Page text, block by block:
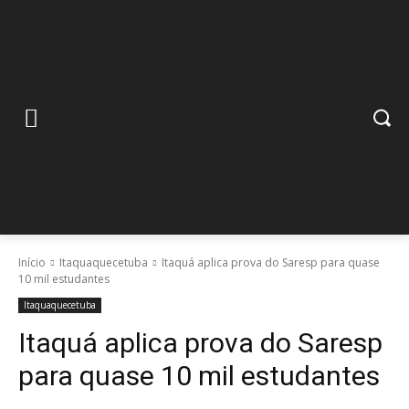
Início Itaquaquecetuba
Itaquá aplica prova do Saresp para quase
10 mil estudantes
Itaquaquecetuba
Itaquá aplica prova do Saresp
para quase 10 mil estudantes